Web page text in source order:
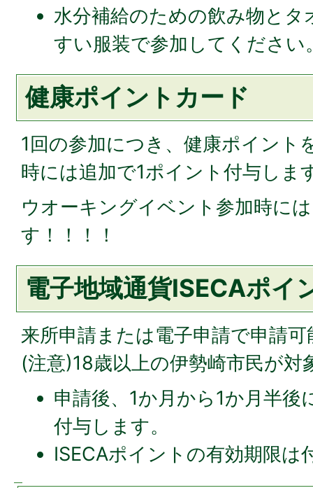
水分補給のための飲み物と
すい服装で参加してください
健康ポイントカード
1回の参加につき、健康ポイント
時には追加で1ポイント付与しま
ウオーキングイベント参加時に
す！！！！
電子地域通貨ISECAポイ
来所申請または電子申請で申請
(注意)18歳以上の伊勢崎市民が対
申請後、1か月から1か月半
付与します。
ISECAポイントの有効期限は